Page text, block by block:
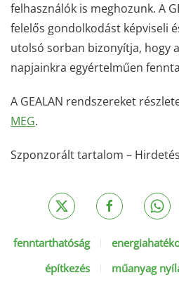
felhasználók is meghozunk. A
felelős gondolkodást képviseli
utolsó sorban bizonyítja, hogy
napjainkra egyértelműen
A GEALAN rendszereket
MEG.
Szponzorált tartalom –
fenntarthatóság
építkezés
műanyag